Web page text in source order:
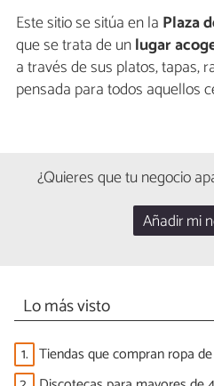
Este sitio se sitúa en la Plaza
que se trata de unlugar
a través de sus platos, tapas,
pensada para todos aquellos
¿Quieres que tu negocio
Añadir mi
Lo más visto
1. Tiendas que compran ropa